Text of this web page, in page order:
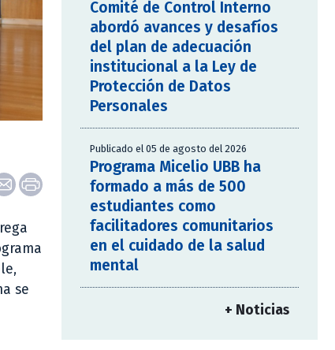
se
Comité de Control Interno
abordó avances y desafíos
del plan de adecuación
institucional a la Ley de
Protección de Datos
Personales
Publicado el 05 de agosto del 2026
Programa Micelio UBB ha
formado a más de 500
estudiantes como
facilitadores comunitarios
en el cuidado de la salud
mental
+ Noticias